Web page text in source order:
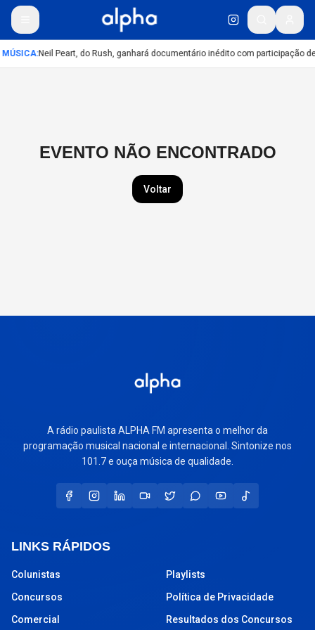
MÚSICA:Neil Peart, do Rush, ganhará documentário inédito com participação
EVENTO NÃO ENCONTRADO
Voltar
A rádio paulista ALPHA FM apresenta o melhor da
programação musical nacional e internacional. Sintonize nos
101.7 e ouça música de qualidade.
LINKS RÁPIDOS
Colunistas
Concursos
Comercial
Playlists
Política de Privacidade
Resultados dos Concursos